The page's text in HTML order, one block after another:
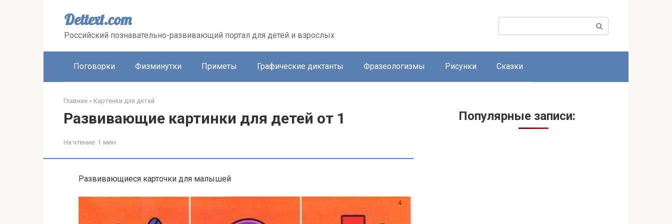
Dettext.com
Российский познавательно-развивающий портал для детей и взрослых
Поиск:
Поговорки Физминутки Приметы Графические диктанты Фразеологизмы Рисунки Сказки
Главная » Картинки для детей
Развивающие картинки для детей от 1
На чтение: 1 мин
Развивающиеся карточки для малышей
Популярные записи: